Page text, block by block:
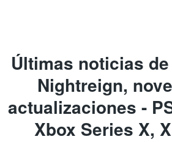
Últimas noticias
Nightreign,
actualizaciones -
Xbox Series X,